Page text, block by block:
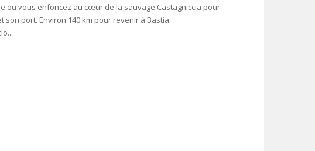
ou vous enfoncez au cœur de la sauvage Castagniccia pour
port. Environ 140 km pour revenir à Bastia.